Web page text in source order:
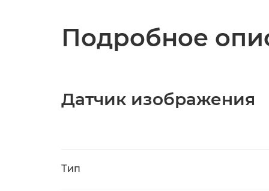
Подробное
Датчик изображения
Тип